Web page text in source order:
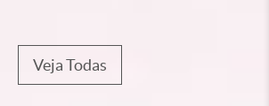
Veja Todas